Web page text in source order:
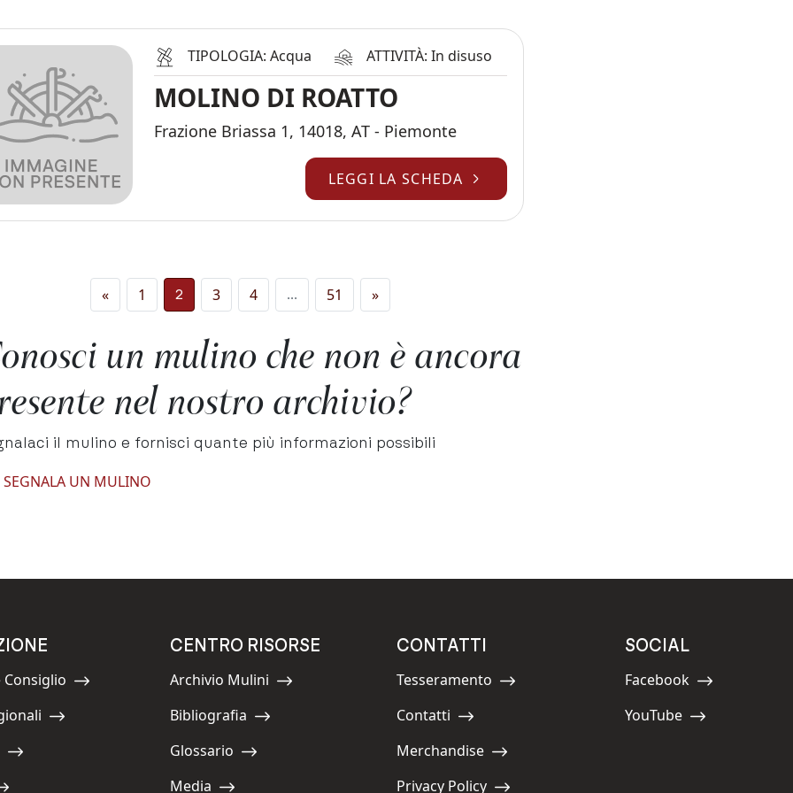
TIPOLOGIA: Acqua ATTIVITÀ: In disuso
MOLINO DI ROATTO
Frazione Briassa 1, 14018, AT - Piemonte
LEGGI LA SCHEDA
Navigazione degli articoli
« 1 2 3 4 … 51 »
un mulino che non è ancora
nel nostro archivio?
il mulino e fornisci quante più informazioni possibili
Navigate to:
SEGNALA UN MULINO
CENTRO RISORSE
Navigate to:
Archivio Mulini
Navigate to:
Bibliografia
Navigate to:
Glossario
Media
CONTATTI
Navigate to:
Tesseramento
Navigate to:
Contatti
Navigate to:
Merchandise
Privacy Policy
SOCIAL
Navigate to:
Facebook
Navigate to:
YouTube